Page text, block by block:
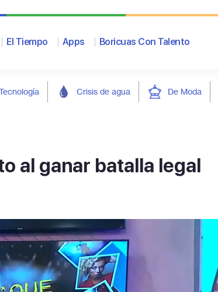
El Tiempo Apps Boricuas Con Talento
Crisis de agua De Moda
al ganar batalla legal